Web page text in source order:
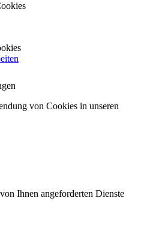
von Cookies in unseren
Ihnen angeforderten Dienste